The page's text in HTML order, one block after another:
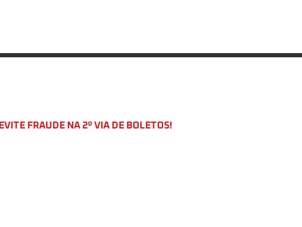
EVITE FRAUDE NA 2º VIA DE BOLETOS!